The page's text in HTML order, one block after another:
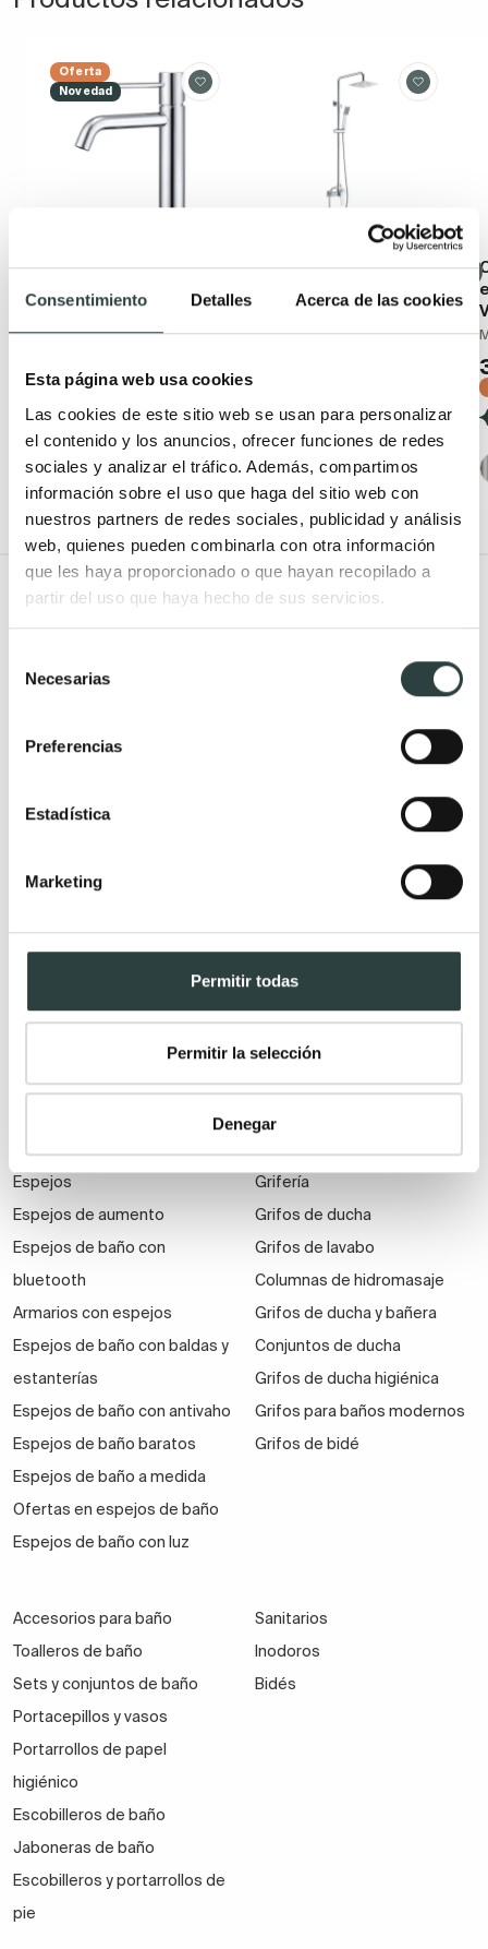
Consentimiento Detalles Acerca de las cookies
Esta página web usa cookies
Las cookies de este sitio web se usan para personalizar
el contenido y los anuncios, ofrecer funciones de redes
sociales y analizar el tráfico. Además, compartimos
información sobre el uso que haga del sitio web con
nuestros partners de redes sociales, publicidad y análisis
web, quienes pueden combinarla con otra información
que les haya proporcionado o que hayan recopilado a
partir del uso que haya hecho de sus servicios.
Necesarias
Preferencias
Estadística
Marketing
Permitir todas
Permitir la selección
Denegar
Oferta
Novedad
Grifo de lavabo Imex
(2)
Conjunto de ducha
altura ajustable
(2)
+ 1
Todo Muebles de baño
Muebles de baño Modernos
natural
neoclásicos
Muebles de baño Salgar
suspendidos
Lavabos encastrados
Espejos
Espejos de aumento
Espejos de baño con
bluetooth
Armarios con espejos
Espejos de baño con baldas y
estanterías
Espejos de baño con antivaho
Espejos de baño baratos
Espejos de baño a medida
Ofertas en espejos de baño
Espejos de baño con luz
Grifería
Grifos de ducha
Grifos de lavabo
Columnas de hidromasaje
Grifos de ducha y bañera
Conjuntos de ducha
Grifos de ducha higiénica
Grifos para baños modernos
Grifos de bidé
Accesorios para baño
Toalleros de baño
Sets y conjuntos de baño
Portacepillos y vasos
Portarrollos de papel
higiénico
Escobilleros de baño
Jaboneras de baño
Escobilleros y portarrollos de
pie
Sanitarios
Inodoros
Bidés